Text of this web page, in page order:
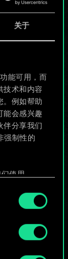
关于
能可用，而
技术和内容
。例如帮助
能会感兴趣
分享我们
强制性的
使用
续，请点
这